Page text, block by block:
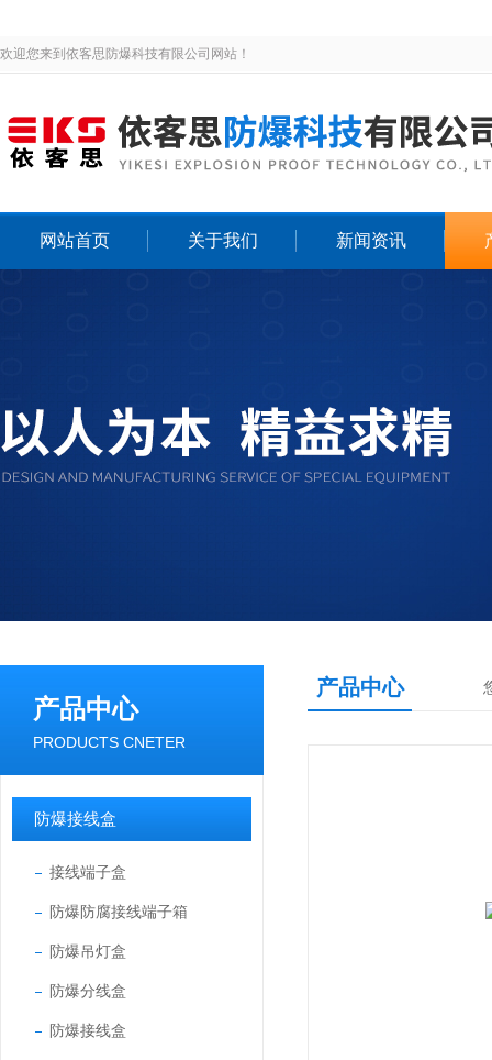
欢迎您来到依客思防爆科技有限公司网站！
网站首页 关于我们 新闻资讯
产品中心
PRODUCTS CNETER
防爆接线盒
接线端子盒
防爆防腐接线端子箱
防爆吊灯盒
防爆分线盒
防爆接线盒
产品中心